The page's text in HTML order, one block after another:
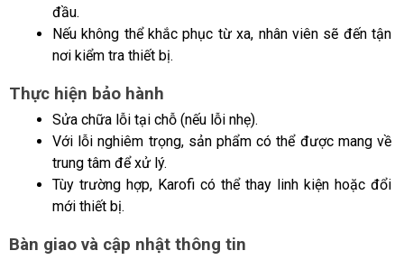
đầu.
Nếu không thể khắc phục từ xa, nhân viên sẽ đến tận
nơi kiểm tra thiết bị.
Thực hiện bảo hành
Sửa chữa lỗi tại chỗ (nếu lỗi nhẹ).
Với lỗi nghiêm trọng, sản phẩm có thể được mang về
trung tâm để xử lý.
Tùy trường hợp, Karofi có thể thay linh kiện hoặc đổi
mới thiết bị.
Bàn giao và cập nhật thông tin